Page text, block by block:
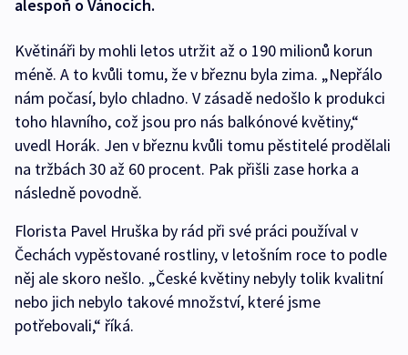
alespoň o Vánocích.
Květináři by mohli letos utržit až o 190 milionů korun
méně. A to kvůli tomu, že v březnu byla zima. „Nepřálo
nám počasí, bylo chladno. V zásadě nedošlo k produkci
toho hlavního, což jsou pro nás balkónové květiny,“
uvedl Horák. Jen v březnu kvůli tomu pěstitelé prodělali
na tržbách 30 až 60 procent. Pak přišli zase horka a
následně povodně.
Florista Pavel Hruška by rád při své práci používal v
Čechách vypěstované rostliny, v letošním roce to podle
něj ale skoro nešlo. „České květiny nebyly tolik kvalitní
nebo jich nebylo takové množství, které jsme
potřebovali,“ říká.